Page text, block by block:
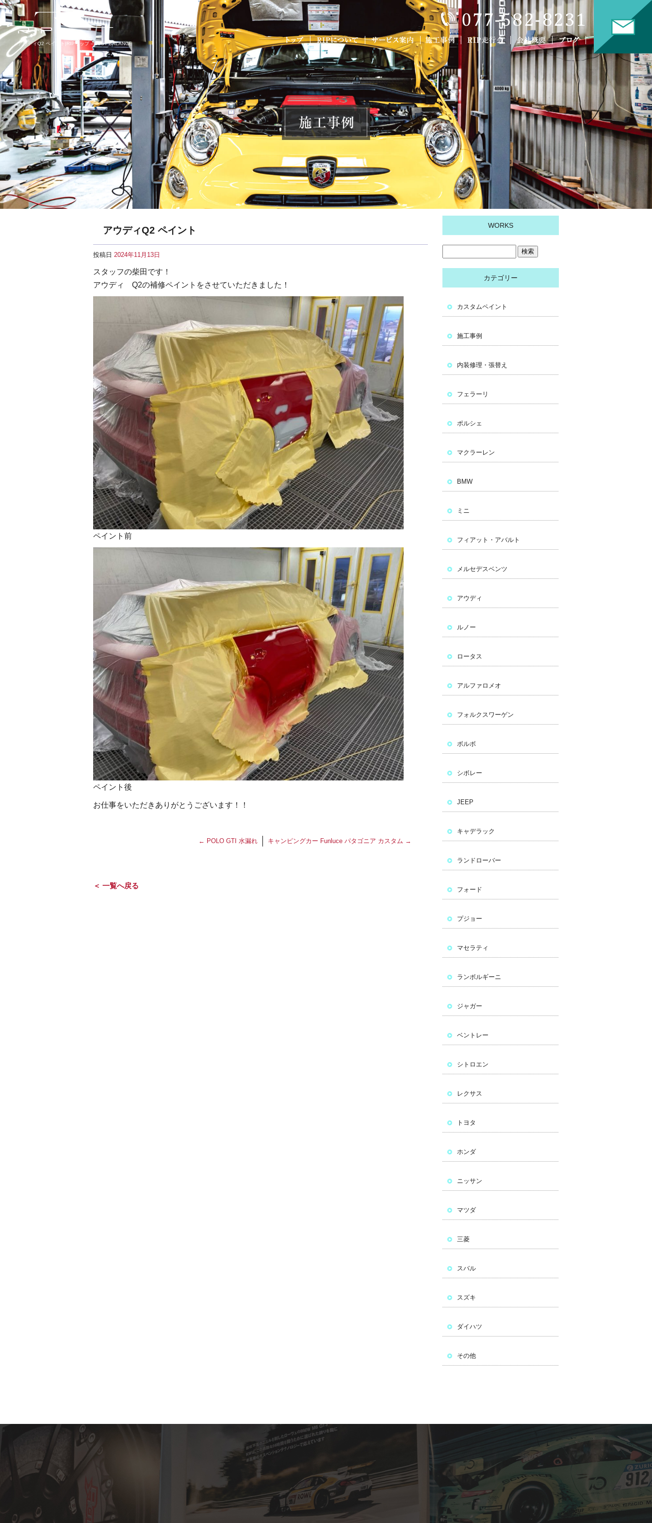
アウディQ2 ペイント|RIPリップ – JUST BALANCE
アウディQ2 ペイント
投稿日 2024年11月13日
スタッフの柴田です！
アウディ Q2の補修ペイントをさせていただきました！
ペイント前
ペイント後
お仕事をいただきありがとうございます！！
← POLO GTI 水漏れ キャンピングカー Funluce パタゴニア カスタム →
＜ 一覧へ戻る
WORKS
カテゴリー
カスタムペイント
施工事例
内装修理・張替え
フェラーリ
ポルシェ
マクラーレン
BMW
ミニ
フィアット・アバルト
メルセデスベンツ
アウディ
ルノー
ロータス
アルファロメオ
フォルクスワーゲン
ボルボ
シボレー
JEEP
キャデラック
ランドローバー
フォード
プジョー
マセラティ
ランボルギーニ
ジャガー
ベントレー
シトロエン
レクサス
トヨタ
ホンダ
ニッサン
マツダ
三菱
スバル
スズキ
ダイハツ
その他